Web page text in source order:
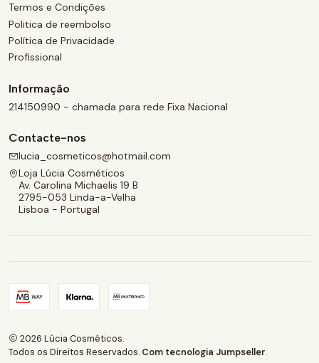
Termos e Condições
Politica de reembolso
Política de Privacidade
Profissional
Informação
214150990 - chamada para rede Fixa Nacional
Contacte-nos
lucia_cosmeticos@hotmail.com
Loja Lúcia Cosméticos
Av. Carolina Michaelis 19 B
2795-053 Linda-a-Velha
Lisboa - Portugal
2026 Lúcia Cosméticos.
Todos os Direitos Reservados. Com tecnologia Jumpseller.